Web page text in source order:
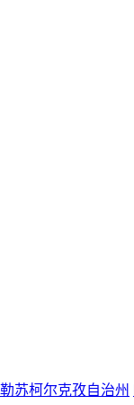
苏柯尔克孜自治州